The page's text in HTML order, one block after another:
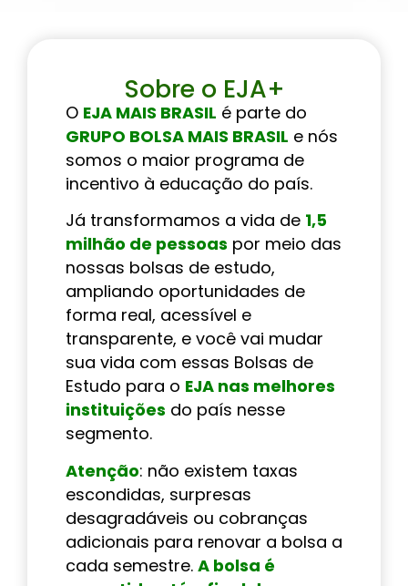
Sobre o EJA+
O EJA MAIS BRASIL é parte do
GRUPO BOLSA MAIS BRASIL e nós
somos o maior programa de
incentivo à educação do país.
Já transformamos a vida de 1,5
milhão de pessoas por meio das
nossas bolsas de estudo,
ampliando oportunidades de
forma real, acessível e
transparente, e você vai mudar
sua vida com essas Bolsas de
Estudo para o EJA nas melhores
instituições do país nesse
segmento.
Atenção: não existem taxas
escondidas, surpresas
desagradáveis ou cobranças
adicionais para renovar a bolsa a
cada semestre. A bolsa é